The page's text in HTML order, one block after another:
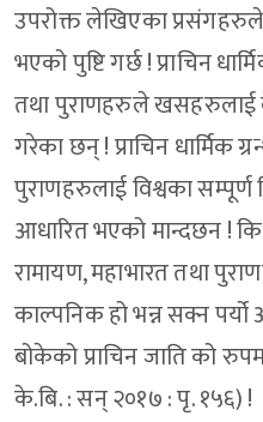
उपरोक्त लेखिएका
भएको पुष्टि गर्छ ! प्राचिन
तथा पुराणहरुले खसहरुलाई
गरेका छन् ! प्राचिन धार्मिक
पुराणहरुलाई विश्वका
आधारित भएको मान्दछन !
रामायण, महाभारत तथा
काल्पनिक हो भन्न सक्न
बोकेको प्राचिन जाति को
के.बि. : सन् २०१७ : पृ. १५६) !